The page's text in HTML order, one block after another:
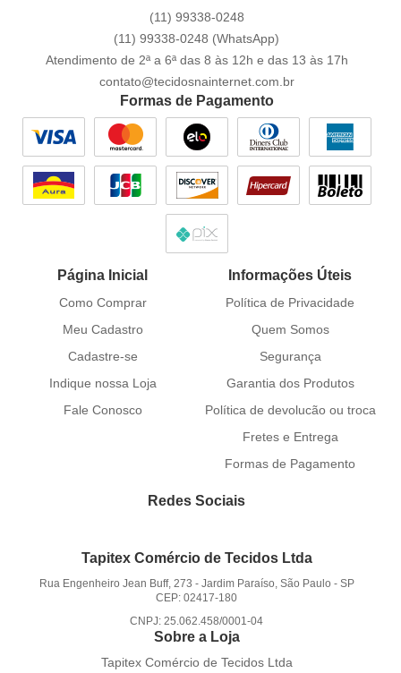
(11) 99338-0248
(11) 99338-0248 (WhatsApp)
Atendimento de 2ª a 6ª das 8 às 12h e das 13 às 17h
contato@tecidosnainternet.com.br
Formas de Pagamento
Página Inicial
Como Comprar
Meu Cadastro
Cadastre-se
Indique nossa Loja
Fale Conosco
Informações Úteis
Política de Privacidade
Quem Somos
Segurança
Garantia dos Produtos
Política de devolucão ou troca
Fretes e Entrega
Formas de Pagamento
Redes Sociais
Tapitex Comércio de Tecidos Ltda
Rua Engenheiro Jean Buff, 273 - Jardim Paraíso, São Paulo - SP
CEP: 02417-180
CNPJ: 25.062.458/0001-04
Sobre a Loja
Tapitex Comércio de Tecidos Ltda